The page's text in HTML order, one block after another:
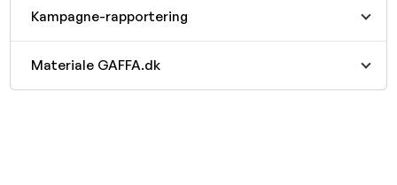
Kampagne-rapportering
Materiale GAFFA.dk